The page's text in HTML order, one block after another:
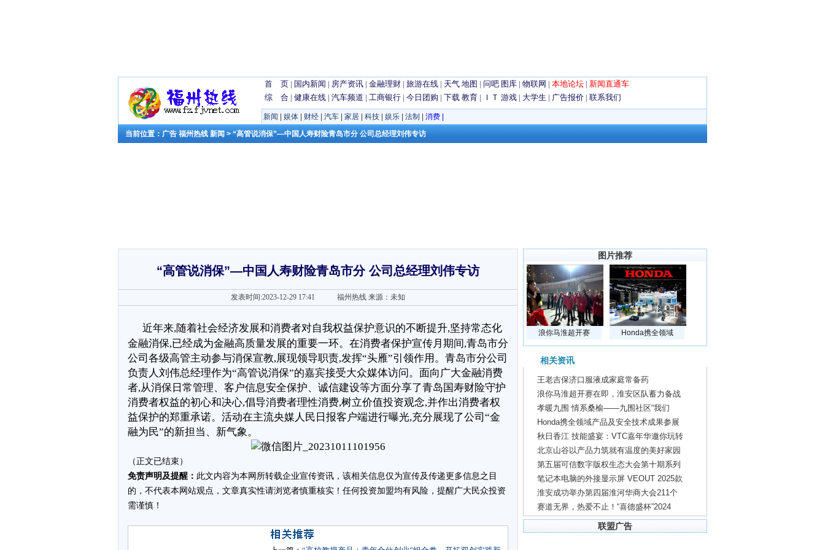
首 页 | 国内新闻 | 房产资讯 | 金融理财 | 旅游在线 | 天气 地图 | 问吧 图库 | 物联网 | 本地论坛 | 新闻直通车
综 合 | 健康在线 | 汽车频道 | 工商银行 | 今日团购 | 下载 教育 | ＩＴ 游戏 | 大学生 | 广告报价 | 联系我们
新闻 娱体 财经 汽车 家居 科技 娱乐 法制 消费
当前位置： 广告 福州热线 新闻 > “高管说消保”—中国人寿财险青岛市分 公司总经理刘伟专访
“高管说消保”—中国人寿财险青岛市分 公司总经理刘伟专访
发表时间:2023-12-29 17:41 福州热线 来源：未知
近年来,随着社会经济发展和消费者对自我权益保护意识的不断提升,坚持常态化
金融消保,已经成为金融高质量发展的重要一环。在消费者保护宣传月期间,青岛市分
公司各级高管主动参与消保宣教,展现领导职责,发挥“头雁”引领作用。青岛市分公司
负责人刘伟总经理作为“高管说消保”的嘉宾接受大众媒体访问。面向广大金融消费
者,从消保日常管理、客户信息安全保护、诚信建设等方面分享了青岛国寿财险守护
消费者权益的初心和决心,倡导消费者理性消费,树立价值投资观念,并作出消费者权
益保护的郑重承诺。活动在主流央媒人民日报客户端进行曝光,充分展现了公司“金
融为民”的新担当、新气象。
（正文已结束）
免责声明及提醒： 此文内容为本网所转载企业宣传资讯，该相关信息仅为宣传及传递更多信息之目
的，不代表本网站观点，文章真实性请浏览者慎重核实！任何投资加盟均有风险，提醒广大民众投资
需谨慎！
图片推荐
浪你马淮超开赛 Honda携全领域
相关资讯
王老吉保济口服液成家庭常备药
浪你马淮超开赛在即，淮安区队蓄力备战
孝暖九围 情系桑榆——九围社区“我们
Honda携全领域产品及安全技术成果参展
秋日香江 技能盛宴：VTC嘉年华邀你玩转
北京山谷以产品力筑就有温度的美好家园
第五届可信数字版权生态大会第十期系列
笔记本电脑的外接显示屏 VEOUT 2025款
淮安成功举办第四届淮河华商大会211个
赛道无界，热爱不止！“喜德盛杯”2024
联盟广告